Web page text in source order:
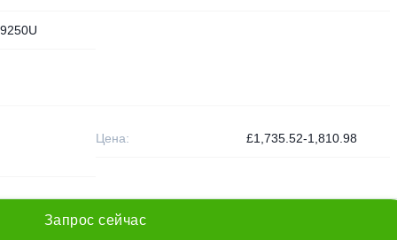
Цена: £1,735.52-1,810.98
Запрос сейчас